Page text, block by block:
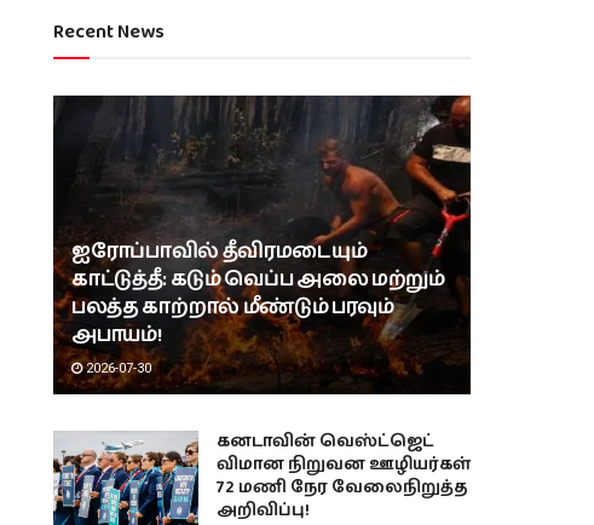
Recent News
ஐரோப்பாவில் தீவிரமடையும்
காட்டுத்தீ: கடும் வெப்ப அலை மற்றும்
பலத்த காற்றால் மீண்டும் பரவும்
அபாயம்!
2026-07-30
கனடாவின் வெஸ்ட்ஜெட்
விமான நிறுவன ஊழியர்கள்
72 மணி நேர வேலைநிறுத்த
அறிவிப்பு!